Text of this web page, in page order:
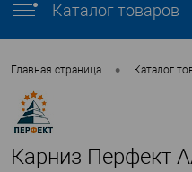
Каталог товаров
Главная страница • Каталог
Карниз Перфект